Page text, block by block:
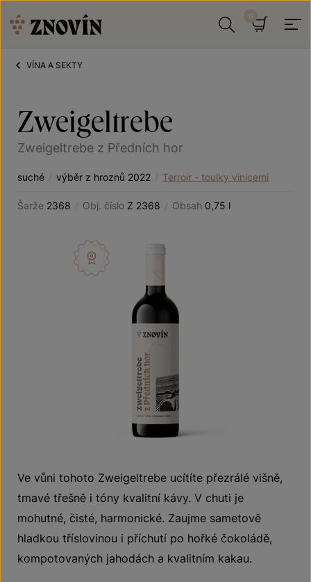
VÍNA A SEKTY
Zweigeltrebe
Zweigeltrebe z Předních hor
suché / výběr z hroznů 2022 / Terroir - toulky vinicemi
Šarže 2368 / Obj. číslo Z 2368 / Obsah 0,75 l
Ve vůni tohoto Zweigeltrebe ucítíte přezrálé višně,
tmavé třešně i tóny kvalitní kávy. V chuti je
mohutné, čisté, harmonické. Zaujme sametově
hladkou tříslovinou i příchutí po hořké čokoládě,
kompotovaných jahodách a kvalitním kakau.